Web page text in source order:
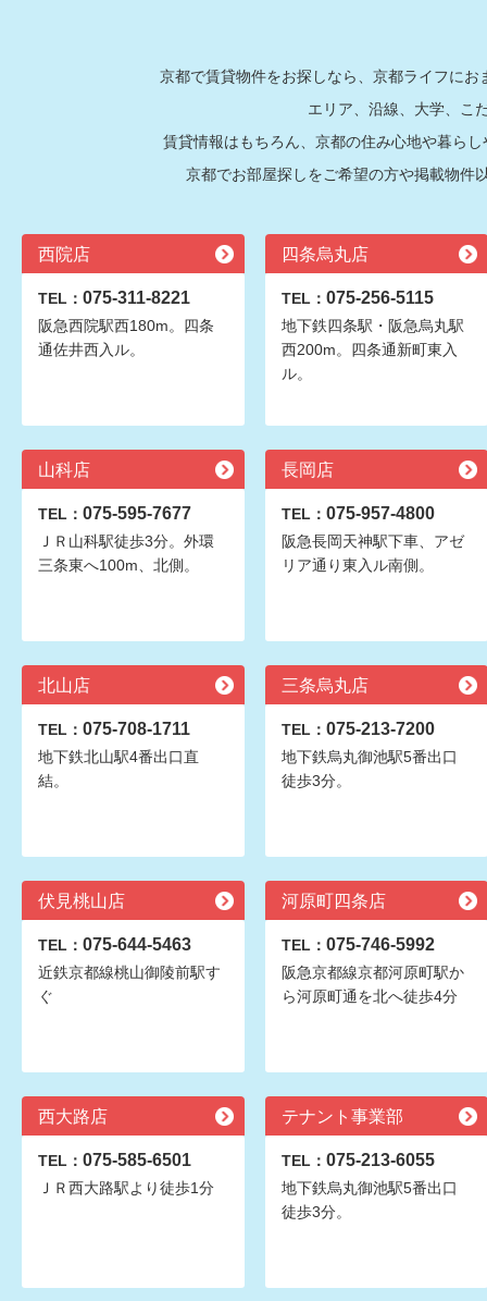
京都で賃貸物件をお探しなら、京都ライフに
エリア、沿線、大学、こ
賃貸情報はもちろん、京都の住み心地や暮ら
京都でお部屋探しをご希望の方や掲載物件
西院店
TEL： 075-311-8221
阪急西院駅西180m。四条
通佐井西入ル。
四条烏丸店
TEL： 075-256-5115
地下鉄四条駅・阪急烏丸駅
西200m。四条通新町東入
ル。
山科店
TEL： 075-595-7677
ＪＲ山科駅徒歩3分。外環
三条東へ100m、北側。
長岡店
TEL： 075-957-4800
阪急長岡天神駅下車、アゼ
リア通り東入ル南側。
北山店
TEL： 075-708-1711
地下鉄北山駅4番出口直
結。
三条烏丸店
TEL： 075-213-7200
地下鉄烏丸御池駅5番出口
徒歩3分。
伏見桃山店
TEL： 075-644-5463
近鉄京都線桃山御陵前駅す
ぐ
河原町四条店
TEL： 075-746-5992
阪急京都線京都河原町駅か
ら河原町通を北へ徒歩4分
西大路店
TEL： 075-585-6501
ＪＲ西大路駅より徒歩1分
テナント事業部
TEL： 075-213-6055
地下鉄烏丸御池駅5番出口
徒歩3分。